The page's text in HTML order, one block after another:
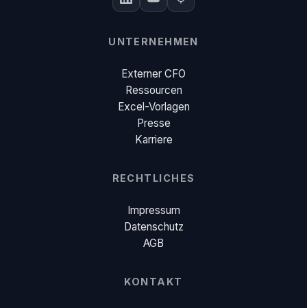
UNTERNEHMEN
Externer CFO
Ressourcen
Excel-Vorlagen
Presse
Karriere
RECHTLICHES
Impressum
Datenschutz
AGB
KONTAKT